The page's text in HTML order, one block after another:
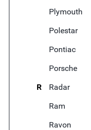
Plymouth
Polestar
Pontiac
Porsche
R
Radar
Ram
Ravon